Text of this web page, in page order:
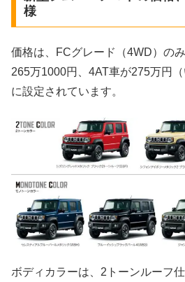
様
価格は、FCグレード（4WD）の
265万1000円、4AT車が275万円（
に設定されています。
ボディカラーは、2トーンルーフ